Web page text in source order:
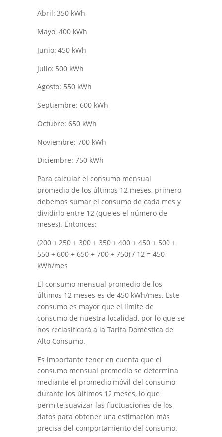
Abril: 350 kWh
Mayo: 400 kWh
Junio: 450 kWh
Julio: 500 kWh
Agosto: 550 kWh
Septiembre: 600 kWh
Octubre: 650 kWh
Noviembre: 700 kWh
Diciembre: 750 kWh
Para calcular el consumo mensual
promedio de los últimos 12 meses, primero
debemos sumar el consumo de cada mes y
dividirlo entre 12 (que es el número de
meses). Entonces:
(200 + 250 + 300 + 350 + 400 + 450 + 500 +
550 + 600 + 650 + 700 + 750) / 12 = 450
kWh/mes
El consumo mensual promedio de los
últimos 12 meses es de 450 kWh/mes. Este
consumo es mayor que el límite de
consumo de nuestra localidad, por lo que se
nos reclasificará a la Tarifa Doméstica de
Alto Consumo.
Es importante tener en cuenta que el
consumo mensual promedio se determina
mediante el promedio móvil del consumo
durante los últimos 12 meses, lo que
permite suavizar las fluctuaciones de los
datos para obtener una estimación más
precisa del comportamiento del consumo.